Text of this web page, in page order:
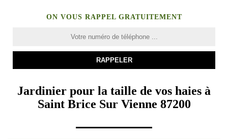
ON VOUS RAPPEL GRATUITEMENT
Jardinier pour la taille de vos haies à
Saint Brice Sur Vienne 87200